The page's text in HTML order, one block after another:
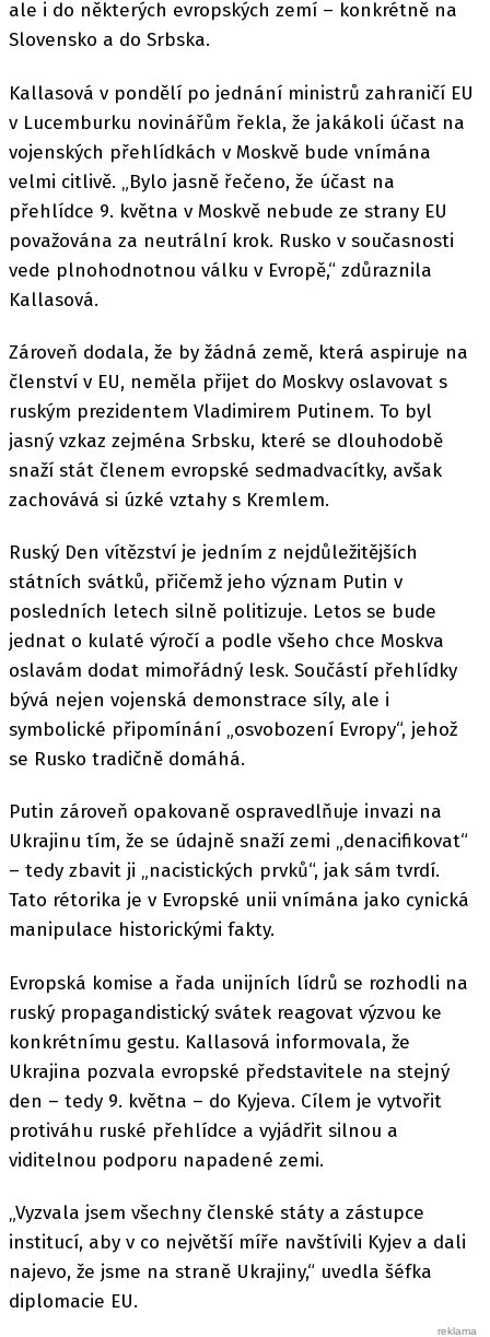
ale i do některých evropských zemí – konkrétně na
Slovensko a do Srbska.
Kallasová v pondělí po jednání ministrů zahraničí EU
v Lucemburku novinářům řekla, že jakákoli účast na
vojenských přehlídkách v Moskvě bude vnímána
velmi citlivě. „Bylo jasně řečeno, že účast na
přehlídce 9. května v Moskvě nebude ze strany EU
považována za neutrální krok. Rusko v současnosti
vede plnohodnotnou válku v Evropě,“ zdůraznila
Kallasová.
Zároveň dodala, že by žádná země, která aspiruje na
členství v EU, neměla přijet do Moskvy oslavovat s
ruským prezidentem Vladimirem Putinem. To byl
jasný vzkaz zejména Srbsku, které se dlouhodobě
snaží stát členem evropské sedmadvacítky, avšak
zachovává si úzké vztahy s Kremlem.
Ruský Den vítězství je jedním z nejdůležitějších
státních svátků, přičemž jeho význam Putin v
posledních letech silně politizuje. Letos se bude
jednat o kulaté výročí a podle všeho chce Moskva
oslavám dodat mimořádný lesk. Součástí přehlídky
bývá nejen vojenská demonstrace síly, ale i
symbolické připomínání „osvobození Evropy“, jehož
se Rusko tradičně domáhá.
Putin zároveň opakovaně ospravedlňuje invazi na
Ukrajinu tím, že se údajně snaží zemi „denacifikovat“
– tedy zbavit ji „nacistických prvků“, jak sám tvrdí.
Tato rétorika je v Evropské unii vnímána jako cynická
manipulace historickými fakty.
Evropská komise a řada unijních lídrů se rozhodli na
ruský propagandistický svátek reagovat výzvou ke
konkrétnímu gestu. Kallasová informovala, že
Ukrajina pozvala evropské představitele na stejný
den – tedy 9. května – do Kyjeva. Cílem je vytvořit
protiváhu ruské přehlídce a vyjádřit silnou a
viditelnou podporu napadené zemi.
„Vyzvala jsem všechny členské státy a zástupce
institucí, aby v co největší míře navštívili Kyjev a dali
najevo, že jsme na straně Ukrajiny,“ uvedla šéfka
diplomacie EU.